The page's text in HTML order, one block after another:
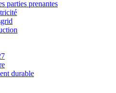
parties prenantes
durable